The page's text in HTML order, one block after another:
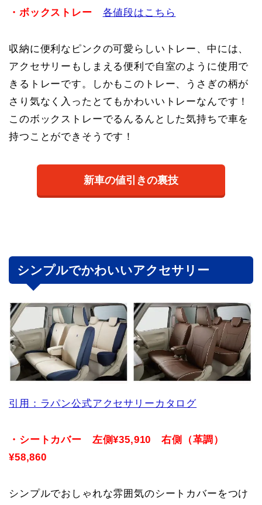
・ボックストレー 各値段はこちら
収納に便利なピンクの可愛らしいトレー、中には、
アクセサリーもしまえる便利で自室のように使用で
きるトレーです。しかもこのトレー、うさぎの柄が
さり気なく入ったとてもかわいいトレーなんです！
このボックストレーでるんるんとした気持ちで車を
持つことができそうです！
新車の値引きの裏技
シンプルでかわいいアクセサリー
引用：ラパン公式アクセサリーカタログ
・シートカバー 左側¥35,910 右側（革調）
¥58,860
シンプルでおしゃれな雰囲気のシートカバーをつけ